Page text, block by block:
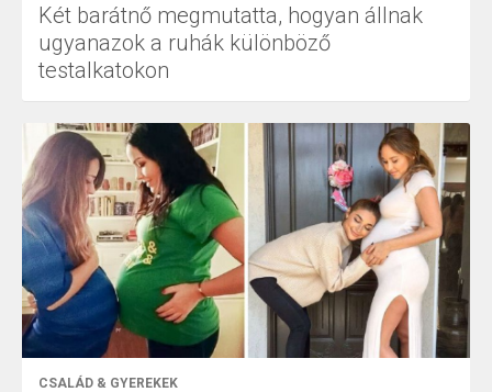
Két barátnő megmutatta, hogyan állnak
ugyanazok a ruhák különböző
testalkatokon
CSALÁD & GYEREKEK